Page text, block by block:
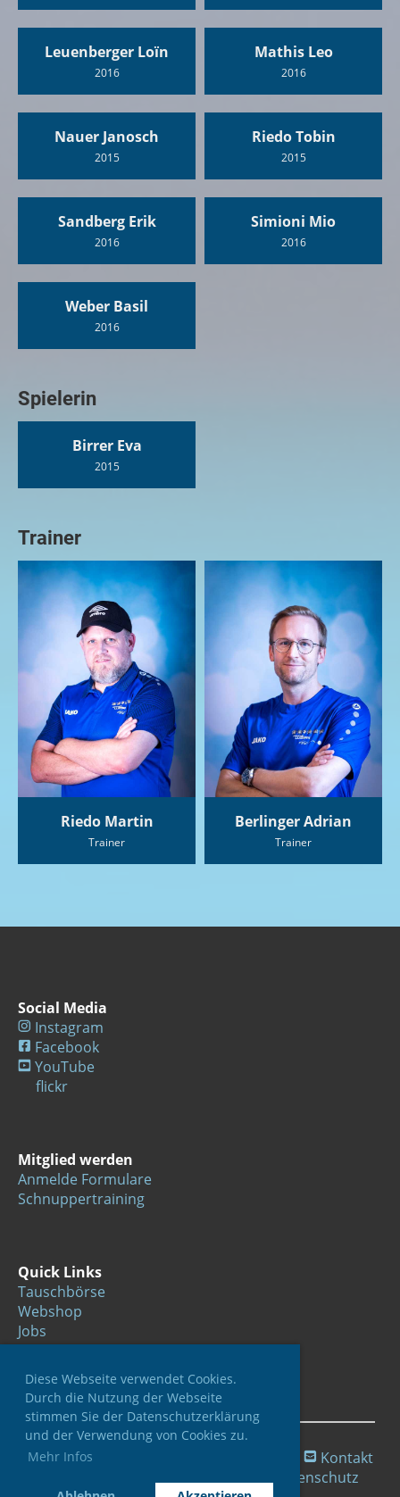
Diese Webseite verwendet Cookies.
Durch die Nutzung der Webseite
stimmen Sie der Datenschutzerklärung
und der Verwendung von Cookies zu.
Mehr Infos
Leuenberger Loïn
2016
Mathis Leo
2016
Nauer Janosch
2015
Riedo Tobin
2015
Sandberg Erik
2016
Simioni Mio
2016
Weber Basil
2016
Spielerin
Birrer Eva
2015
Trainer
Riedo Martin
Trainer
Berlinger Adrian
Trainer
Social Media
Instagram
Facebook
YouTube
flickr
Mitglied werden
Anmelde Formulare
Schnuppertraining
Quick Links
Tauschbörse
Webshop
Jobs
Links
© 2024 Unihockey Luzern
Kontakt
Datenschutz